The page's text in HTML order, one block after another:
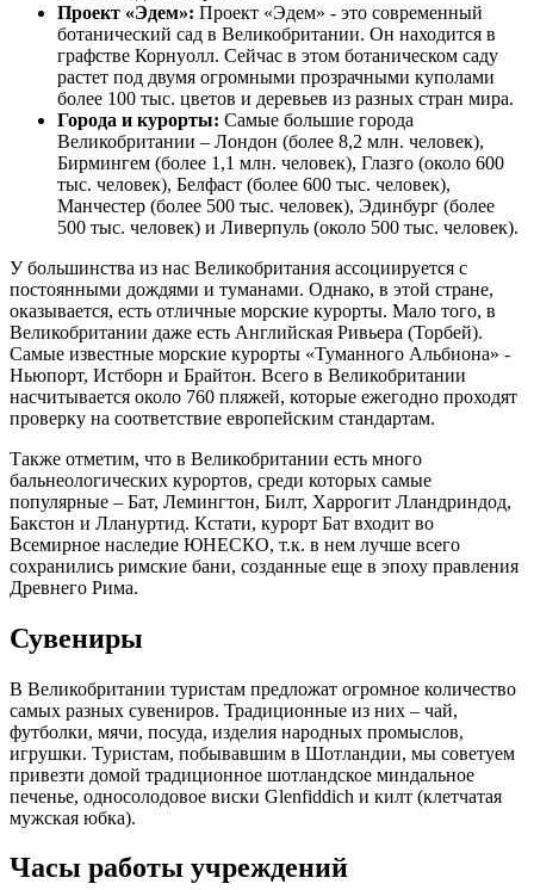
Проект «Эдем»: Проект «Эдем» - это современный
ботанический сад в Великобритании. Он находится в
графстве Корнуолл. Сейчас в этом ботаническом саду
растет под двумя огромными прозрачными куполами
более 100 тыс. цветов и деревьев из разных стран мира.
Города и курорты: Самые большие города
Великобритании – Лондон (более 8,2 млн. человек),
Бирмингем (более 1,1 млн. человек), Глазго (около 600
тыс. человек), Белфаст (более 600 тыс. человек),
Манчестер (более 500 тыс. человек), Эдинбург (более
500 тыс. человек) и Ливерпуль (около 500 тыс. человек).
У большинства из нас Великобритания ассоциируется с
постоянными дождями и туманами. Однако, в этой стране,
оказывается, есть отличные морские курорты. Мало того, в
Великобритании даже есть Английская Ривьера (Торбей).
Самые известные морские курорты «Туманного Альбиона» -
Ньюпорт, Истборн и Брайтон. Всего в Великобритании
насчитывается около 760 пляжей, которые ежегодно проходят
проверку на соответствие европейским стандартам.
Также отметим, что в Великобритании есть много
бальнеологических курортов, среди которых самые
популярные – Бат, Лемингтон, Билт, Харрогит Лландриндод,
Бакстон и Ллануртид. Кстати, курорт Бат входит во
Всемирное наследие ЮНЕСКО, т.к. в нем лучше всего
сохранились римские бани, созданные еще в эпоху правления
Древнего Рима.
Сувениры
В Великобритании туристам предложат огромное количество
самых разных сувениров. Традиционные из них – чай,
футболки, мячи, посуда, изделия народных промыслов,
игрушки. Туристам, побывавшим в Шотландии, мы советуем
привезти домой традиционное шотландское миндальное
печенье, односолодовое виски Glenfiddich и килт (клетчатая
мужская юбка).
Часы работы учреждений